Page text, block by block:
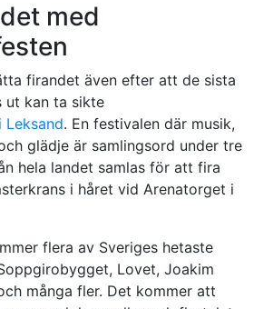
med
firandet även efter att de sista
ut kan ta sikte
Leksand. En festivalen där musik,
glädje är samlingsord under tre
hela landet samlas för att fira
i håret vid Arenatorget i
flera av Sveriges hetaste
Lovet, Joakim
många fler. Det kommer att